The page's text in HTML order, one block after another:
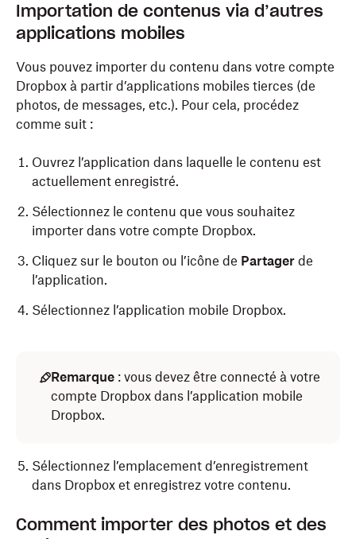
Importation de contenus via d’autres
applications mobiles
Vous pouvez importer du contenu dans votre compte
Dropbox à partir d’applications mobiles tierces (de
photos, de messages, etc.). Pour cela, procédez
comme suit :
Ouvrez l’application dans laquelle le contenu est
actuellement enregistré.
Sélectionnez le contenu que vous souhaitez
importer dans votre compte Dropbox.
Cliquez sur le bouton ou l’icône de Partager de
l’application.
Sélectionnez l’application mobile Dropbox.
Remarque : vous devez être connecté à votre
compte Dropbox dans l’application mobile
Dropbox.
Sélectionnez l’emplacement d’enregistrement
dans Dropbox et enregistrez votre contenu.
Comment importer des photos et des